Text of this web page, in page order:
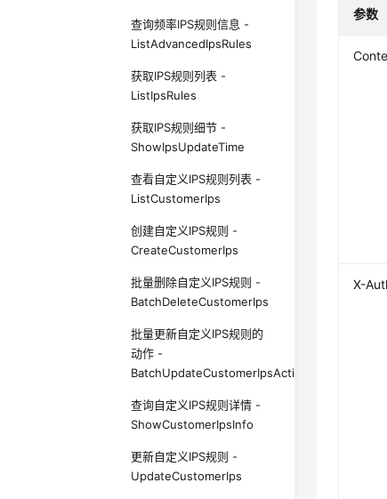
查询频率IPS规则信息 -
ListAdvancedIpsRules
获取IPS规则列表 -
ListIpsRules
获取IPS规则细节 -
ShowIpsUpdateTime
查看自定义IPS规则列表 -
ListCustomerIps
创建自定义IPS规则 -
CreateCustomerIps
批量删除自定义IPS规则 -
BatchDeleteCustomerIps
批量更新自定义IPS规则的
动作 -
BatchUpdateCustomerIpsAction
查询自定义IPS规则详情 -
ShowCustomerIpsInfo
更新自定义IPS规则 -
UpdateCustomerIps
参数
X-